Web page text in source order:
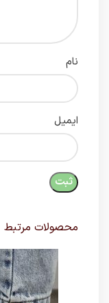
نام
ایمیل
محصولات مرتبط